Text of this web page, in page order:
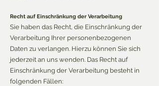
Recht auf Einschränkung der Verarbeitung
Sie haben das Recht, die Einschränkung der
Verarbeitung Ihrer personenbezogenen
Daten zu verlangen. Hierzu können Sie sich
jederzeit an uns wenden. Das Recht auf
Einschränkung der Verarbeitung besteht in
folgenden Fällen: